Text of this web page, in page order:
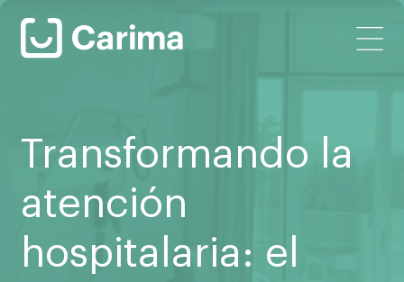
Transformando la
atención
hospitalaria: el